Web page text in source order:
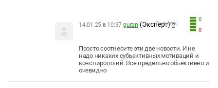
0
0
Оценить:
14.01.25 в 10:37 guran (Эксперт) #
Просто соотнесите эти две новости. И не
надо никаких субьективных мотиваций и
конспирологий. Все предельно обьективно и
очевидно